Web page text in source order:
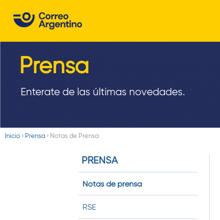
A
Prensa
Enterate de las últimas novedades.
Inicio › Prensa › Notas de Prensa
PRENSA
Notas de prensa
RSE